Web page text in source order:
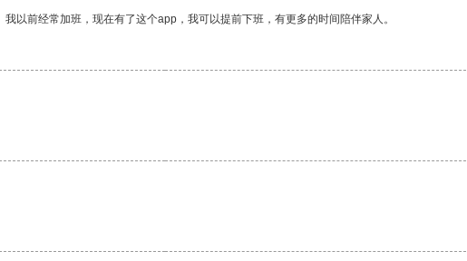
以前经常加班，现在有了这个app，我可以提前下班，有更多的时间陪伴家人。